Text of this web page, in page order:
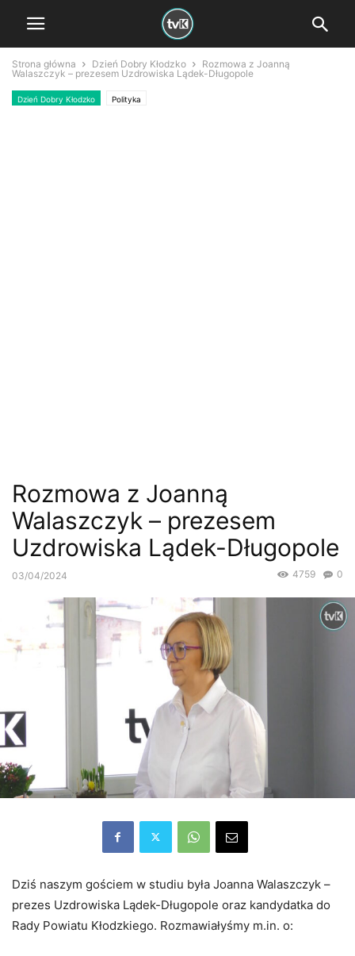
Strona główna Dzień Dobry Kłodzko
Rozmowa z Joanną
Walaszczyk – prezesem Uzdrowiska Lądek-Długopole
Dzień Dobry Kłodzko Polityka
Rozmowa z Joanną
Walaszczyk – prezesem
Uzdrowiska Lądek-Długopole
03/04/2024 0
4759
Dziś naszym gościem w studiu była Joanna Walaszczyk –
prezes Uzdrowiska Lądek-Długopole oraz kandydatka do
Rady Powiatu Kłodzkiego. Rozmawiałyśmy m.in. o: